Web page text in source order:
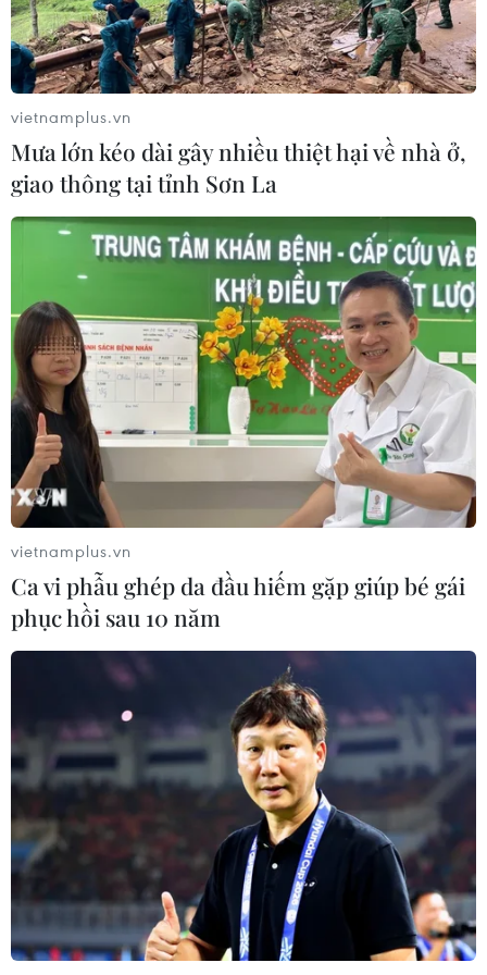
Trang bị kỹ năng, vốn tiếng Việt cho
trẻ em dân tộc thiểu số trước khi vào
lớp 1
03/08/2026 03:41
Thủ khoa Trường Quản trị Kinh
doanh bật mí bí quyết duy trì thành
tích xuất sắc
02/08/2026 09:16
Trước thềm năm học mới: Giáo dục
tăng tốc từ vùng biên đến đô thị
02/08/2026 04:35
Xem thêm
CƠ QUAN CHỦ QUẢN: THÔNG TẤN XÃ VIỆT NAM
Tổng Biên tập: TRẦN TIẾN DUẨN
Phó Tổng Biên tập: NGUYỄN THỊ TÁM, KHÚC THANH
THỦY
Sở hữu trí tuệ
Quy định sử dụng
RSS
Hỗ trợ
Ngôn ngữ
TTXVN
Dịch vụ tin
Quảng cáo
vietnamplus.vn
Mưa lớn kéo dài gây nhiều thiệt hại về nhà ở,
giao thông tại tỉnh Sơn La
vietnamplus.vn
Ca vi phẫu ghép da đầu hiếm gặp giúp bé gái
phục hồi sau 10 năm